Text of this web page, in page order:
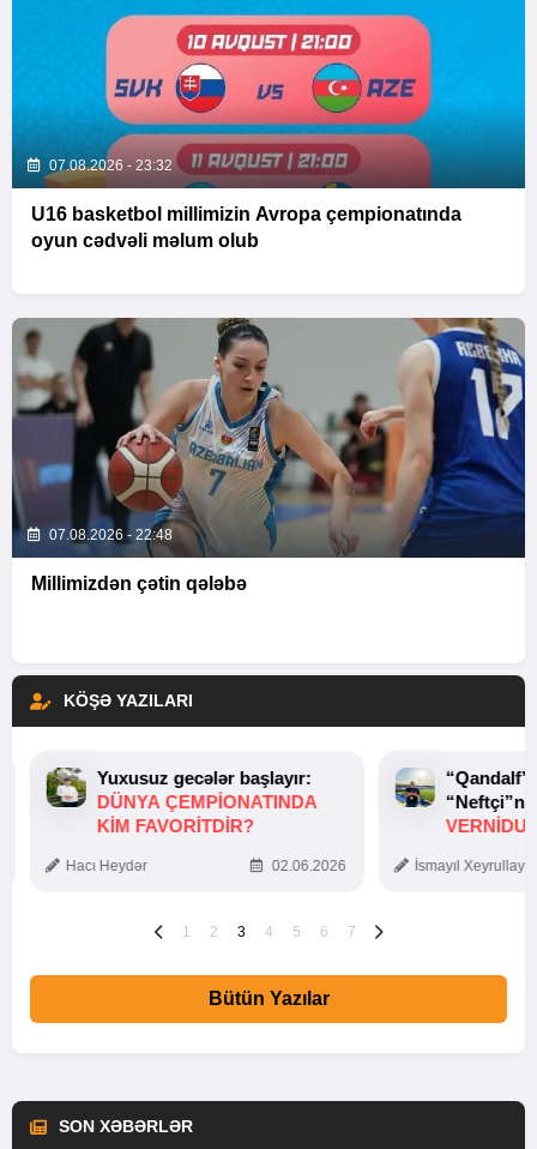
07.08.2026 - 23:32
U16 basketbol millimizin Avropa çempionatında
oyun cədvəli məlum olub
07.08.2026 - 22:48
Millimizdən çətin qələbə
KÖŞƏ YAZILARI
Yuxusuz gecələr başlayır:
DÜNYA ÇEMPIONATINDA
KIM FAVORITDIR?
Hacı Heydər 02.06.2026 İsmayıl
1 2 3 4 5 6 7
Bütün Yazılar
SON XƏBƏRLƏR